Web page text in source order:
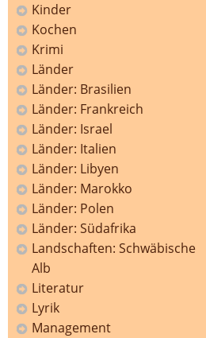
Kinder
Kochen
Krimi
Länder
Länder: Brasilien
Länder: Frankreich
Länder: Israel
Länder: Italien
Länder: Libyen
Länder: Marokko
Länder: Polen
Länder: Südafrika
Landschaften: Schwäbische
Alb
Literatur
Lyrik
Management